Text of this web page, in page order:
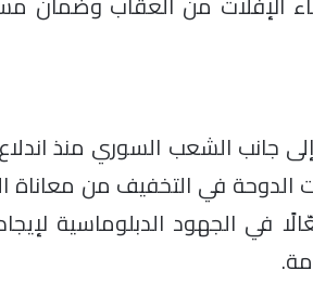
الدوحة في التخفيف من معاناة
في الجهود الدبلوماسية